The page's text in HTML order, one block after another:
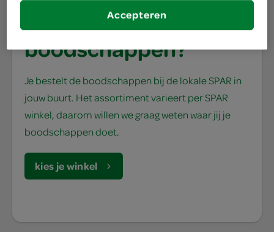
waar doe jij je
boodschappen?
Je bestelt de boodschappen bij de lokale SPAR in
jouw buurt. Het assortiment varieert per SPAR
winkel, daarom willen we graag weten waar jij je
boodschappen doet.
kies je winkel
Accepteren